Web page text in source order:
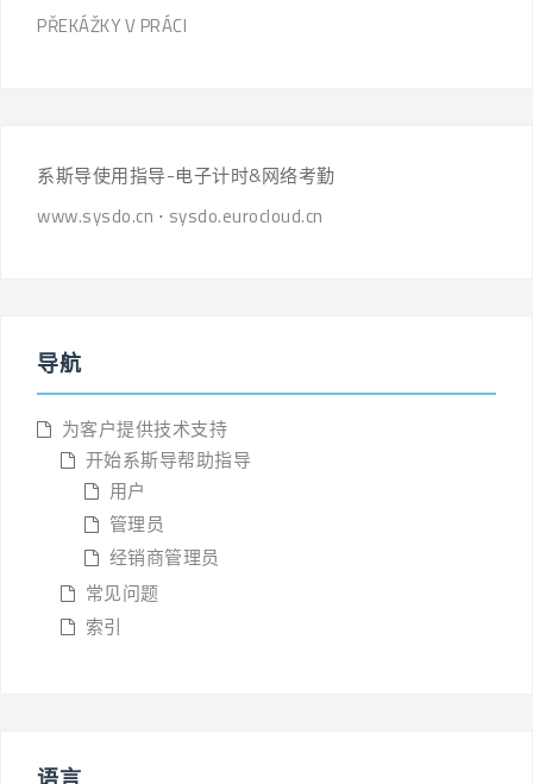
PŘEKÁŽKY V PRÁCI
系斯导使用指导-电子计时&网络考勤
www.sysdo.cn ⋅ sysdo.eurocloud.cn
导航
为客户提供技术支持
开始系斯导帮助指导
用户
管理员
经销商管理员
常见问题
索引